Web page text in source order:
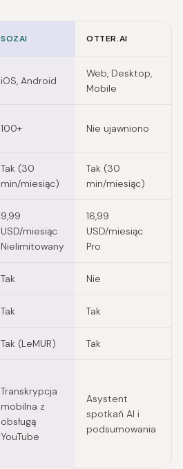
SOZAI OTTER.AI
iOS, Android
Web, Desktop,
Mobile
100+ Nie ujawniono
Tak (30
min/miesiąc)
Tak (30
min/miesiąc)
9,99
USD/miesiąc
Nielimitowany
16,99
USD/miesiąc
Pro
Tak Nie
Tak Tak
Tak (LeMUR) Tak
Transkrypcja
mobilna z
obsługą
YouTube
Asystent
spotkań AI i
podsumowania